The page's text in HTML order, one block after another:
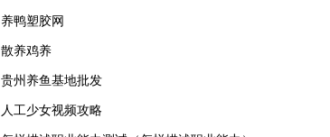
养鸭塑胶网
散养鸡养
贵州养鱼基地批发
人工少女视频攻略